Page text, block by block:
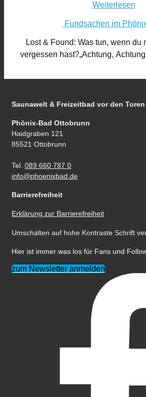
Weiterlesen
Fundsachen im
Lost & Found: Was tun, wenn du
vergessen hast?„Achtung,
Saunawelt & Freizeitbad vor den
Phönix-Bad Ottobrunn
Haidgraben 121
85521 Ottobrunn
Tel. 089 660 787 0
info@phoenixbad.de
Barrierefreiheit
Erklärung zur Barrierefreiheit
Umschalten auf hohe Kontraste Schrift
Hier ist immer was los für Fans und
zum Newsletter anmelden